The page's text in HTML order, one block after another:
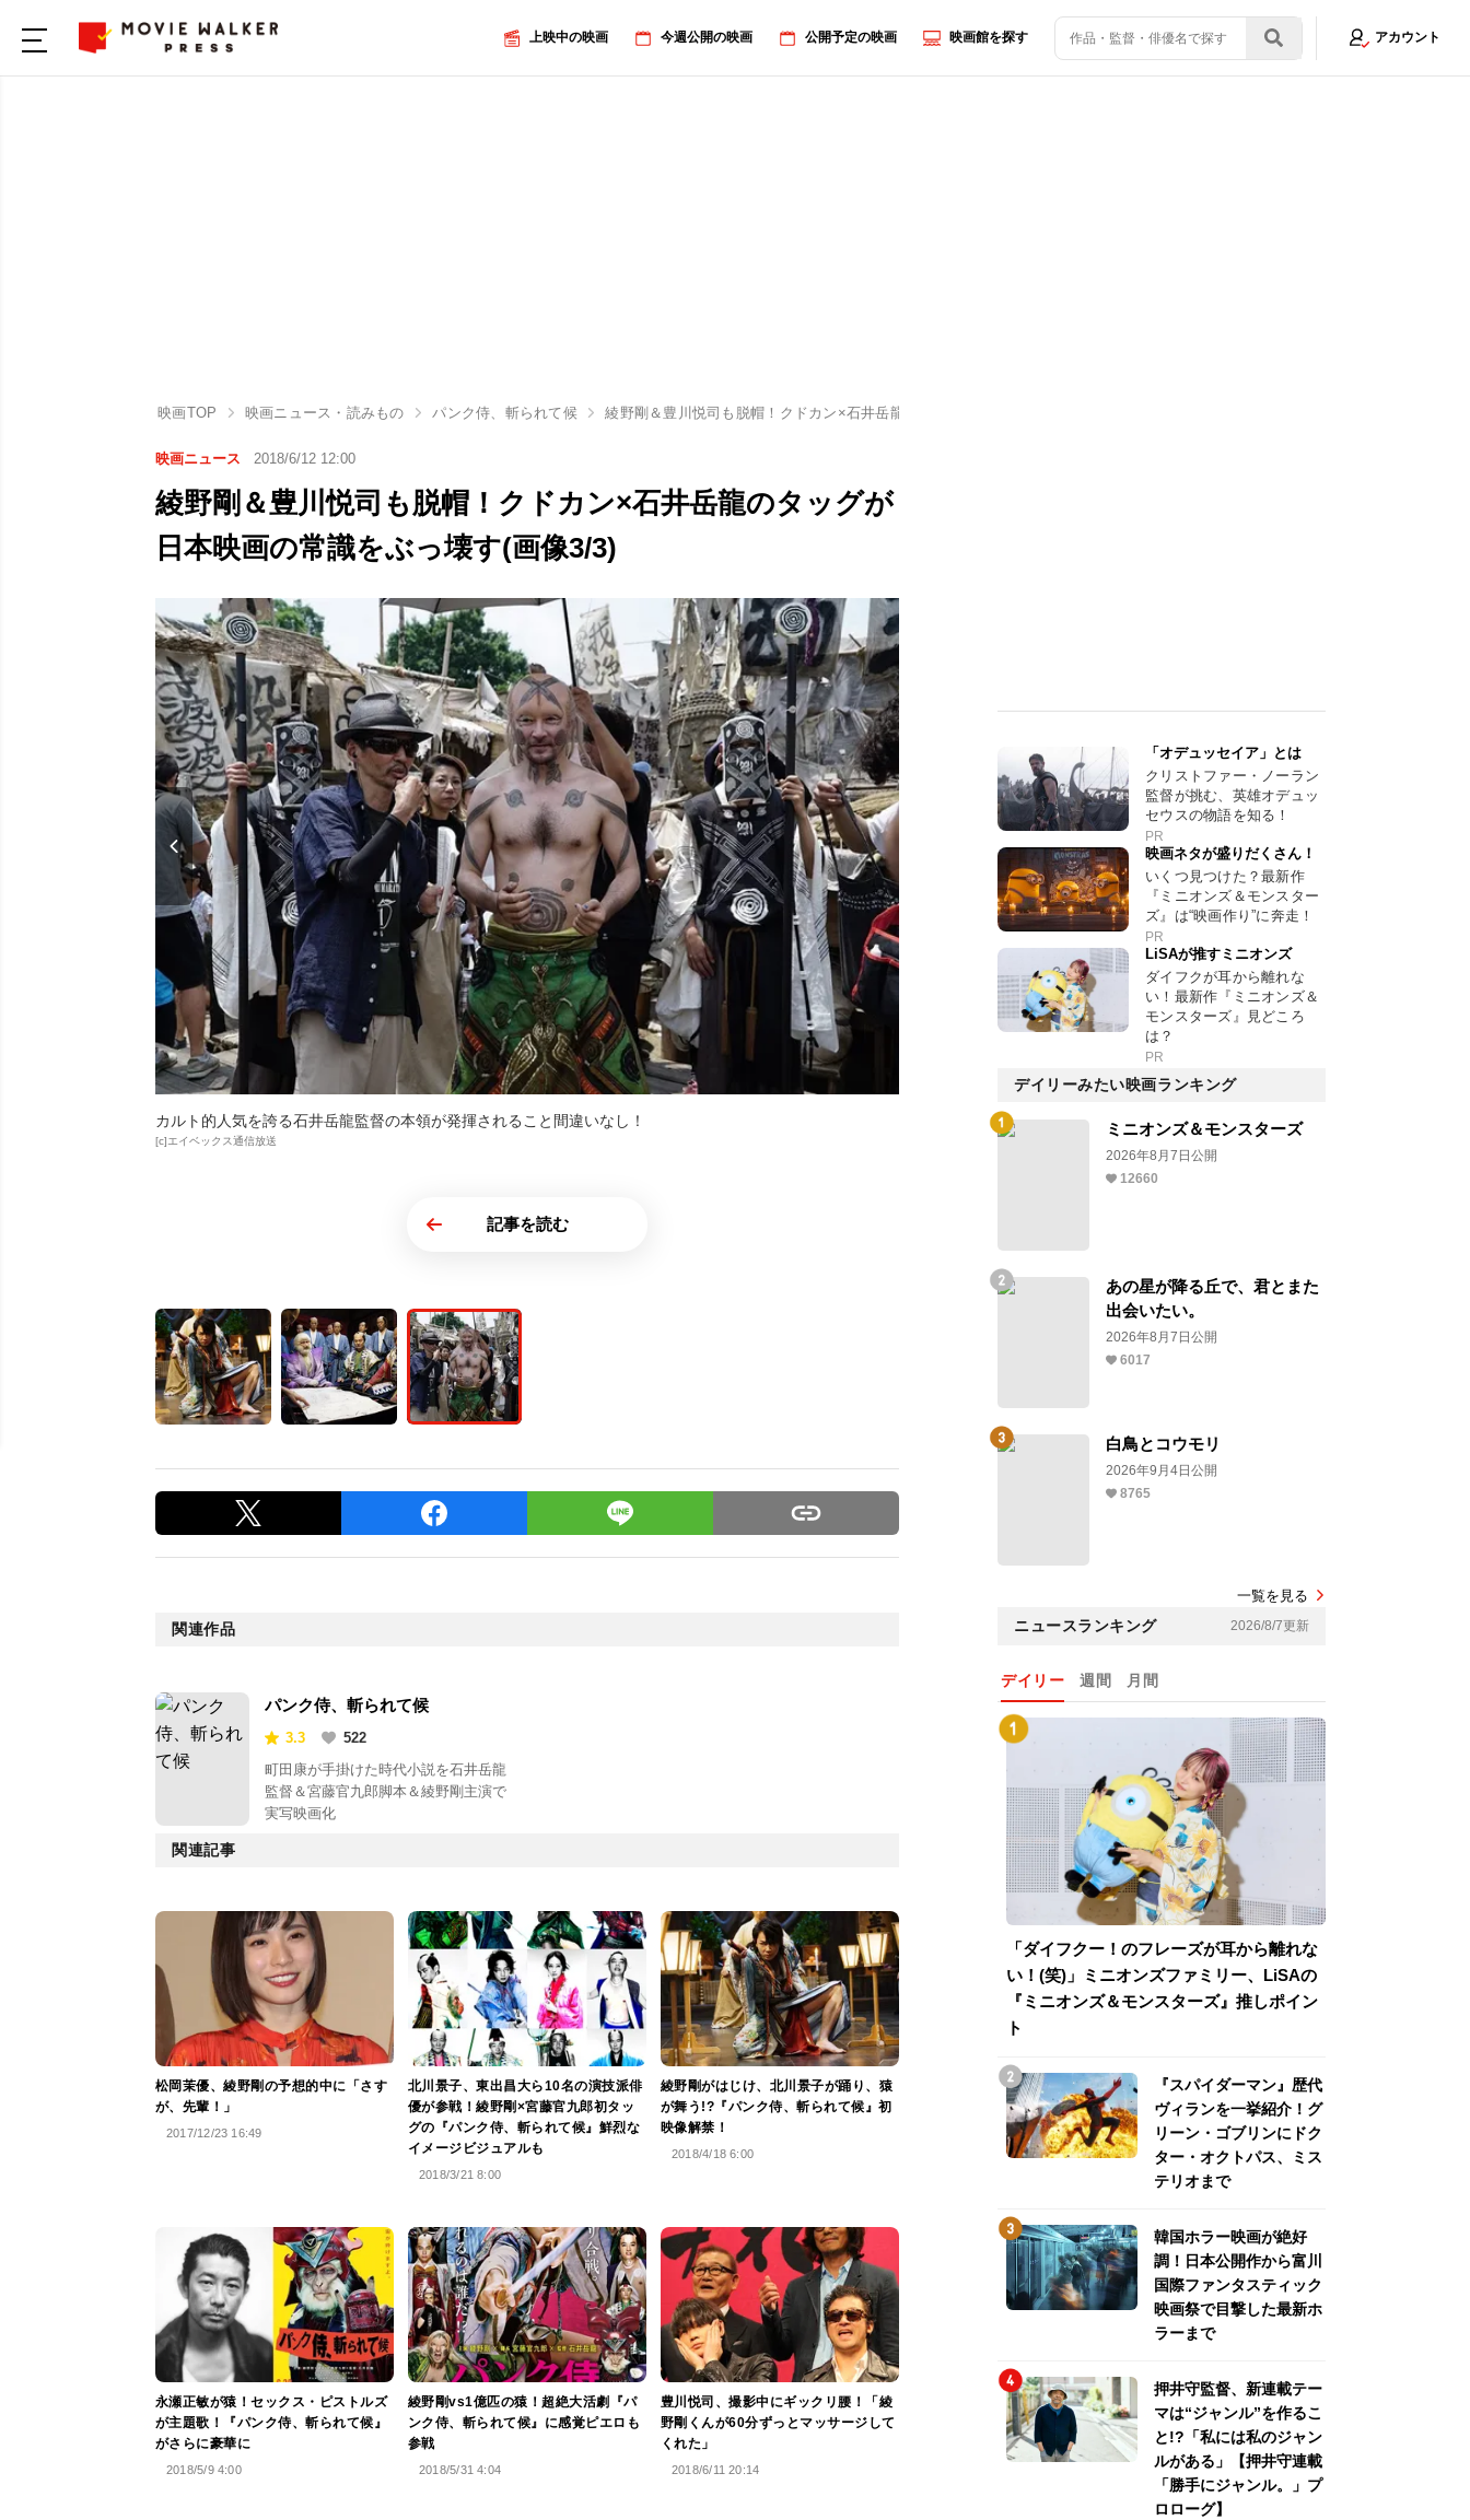
上映中の映画 今週公開の映画 公開予定の映画 映画館を探す アカウント
映画TOP 映画ニュース・読みもの パンク侍、斬られて候 綾野剛＆豊川悦司も脱帽！クドカン×石井岳龍のタッグが日本映画の常識をぶっ壊す
映画ニュース 2018/6/12 12:00
綾野剛＆豊川悦司も脱帽！クドカン×石井岳龍のタッグが
日本映画の常識をぶっ壊す(画像3/3)
カルト的人気を誇る石井岳龍監督の本領が発揮されること間違いなし！
[c]エイベックス通信放送
記事を読む
関連作品
パンク侍、斬られて候
3.3
522
町田康が手掛けた時代小説を石井岳龍
監督＆宮藤官九郎脚本＆綾野剛主演で
実写映画化
関連記事
松岡茉優、綾野剛の予想的中に「さす
が、先輩！」
2017/12/23 16:49
北川景子、東出昌大ら10名の演技派俳
優が参戦！綾野剛×宮藤官九郎初タッ
グの『パンク侍、斬られて候』鮮烈な
イメージビジュアルも
2018/3/21 8:00
綾野剛がはじけ、北川景子が踊り、猿
が舞う!?『パンク侍、斬られて候』初
映像解禁！
2018/4/18 6:00
永瀬正敏が猿！セックス・ピストルズ
が主題歌！『パンク侍、斬られて候』
がさらに豪華に
2018/5/9 4:00
綾野剛vs1億匹の猿！超絶大活劇『パ
ンク侍、斬られて候』に感覚ピエロも
参戦
2018/5/31 4:04
豊川悦司、撮影中にギックリ腰！「綾
野剛くんが60分ずっとマッサージして
くれた」
2018/6/11 20:14
「オデュッセイア」とは
クリストファー・ノーラン
監督が挑む、英雄オデュッ
セウスの物語を知る！
PR
映画ネタが盛りだくさん！
いくつ見つけた？最新作
『ミニオンズ＆モンスター
ズ』は“映画作り”に奔走！
PR
LiSAが推すミニオンズ
ダイフクが耳から離れな
い！最新作『ミニオンズ＆
モンスターズ』見どころ
は？
PR
デイリーみたい映画ランキング
ミニオンズ＆モンスターズ
2026年8月7日公開
12660
あの星が降る丘で、君とまた
出会いたい。
2026年8月7日公開
6017
白鳥とコウモリ
2026年9月4日公開
8765
一覧を見る
ニュースランキング 2026/8/7更新
デイリー 週間 月間
「ダイフクー！のフレーズが耳から離れな
い！(笑)」ミニオンズファミリー、LiSAの
『ミニオンズ＆モンスターズ』推しポイン
ト
『スパイダーマン』歴代
ヴィランを一挙紹介！グ
リーン・ゴブリンにドク
ター・オクトパス、ミス
テリオまで
韓国ホラー映画が絶好
調！日本公開作から富川
国際ファンタスティック
映画祭で目撃した最新ホ
ラーまで
押井守監督、新連載テー
マは“ジャンル”を作るこ
と!?「私には私のジャン
ルがある」【押井守連載
「勝手にジャンル。」プ
ロローグ】